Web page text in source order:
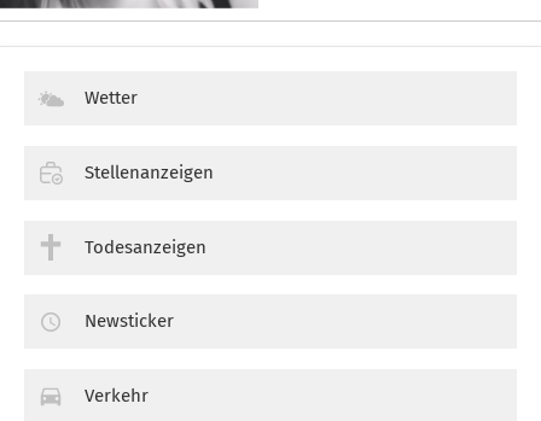
Wetter
Stellenanzeigen
Todesanzeigen
Newsticker
Verkehr